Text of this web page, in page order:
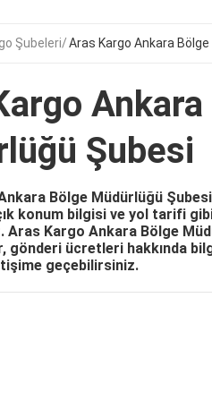
Şubeleri Aras Kargo Ankara
Şubesi
Bölge Müdürlüğü
konum bilgisi ve yol tarifi
Aras Kargo Ankara Bölge
gönderi ücretleri hakkında
geçebilirsiniz.